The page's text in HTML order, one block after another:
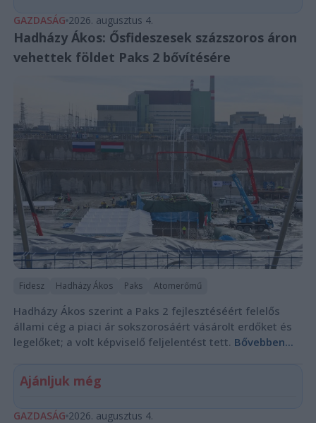
GAZDASÁG 2026. augusztus 4.
Hadházy Ákos: Ősfideszesek százszoros áron
vehettek földet Paks 2 bővítésére
Fidesz Hadházy Ákos Paks Atomerőmű
Hadházy Ákos szerint a Paks 2 fejlesztéséért felelős
állami cég a piaci ár sokszorosáért vásárolt erdőket és
legelőket; a volt képviselő feljelentést tett. Bővebben...
Ajánljuk még
GAZDASÁG 2026. augusztus 4.